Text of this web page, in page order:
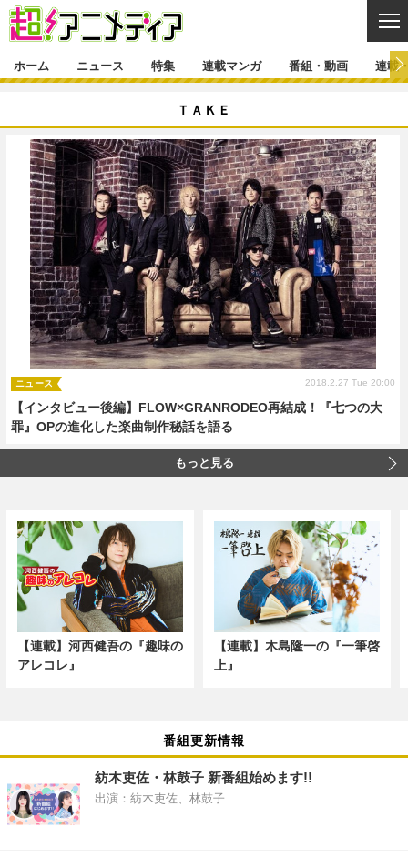
ニュース一覧 アニメ
ゲーム・アプリ マンガ
映画 音楽
グッズ イベント
声優 コスプレ
舞台 新帝スタ
特集
特集一覧 カバー
インタビュー レポート
ラキりす
連載マンガ
連載マンガ一覧 連載一覧
番組・動画
番組・動画一覧 ラジオ
動画
連載・ブログ
連載・ブログ一覧 コラム
編集部ブログ・お知らせ
ホーム ニュース 特集 連載マンガ 番組・動画 連載
ＴＡＫＥ
【インタビュー後編】FLOW×GRANRODEO再結成！『七つの大
罪』OPの進化した楽曲制作秘話を語る
ニュース 2018.2.27 Tue 20:00
もっと見る
【連載】河西健吾の『趣味の
アレコレ』
【連載】木島隆一の『一筆啓
上』
番組更新情報
紡木吏佐・林鼓子 新番組始めます!!
出演：紡木吏佐、林鼓子